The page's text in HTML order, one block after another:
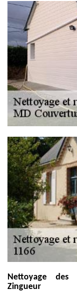
Nettoyage des
Zingueur